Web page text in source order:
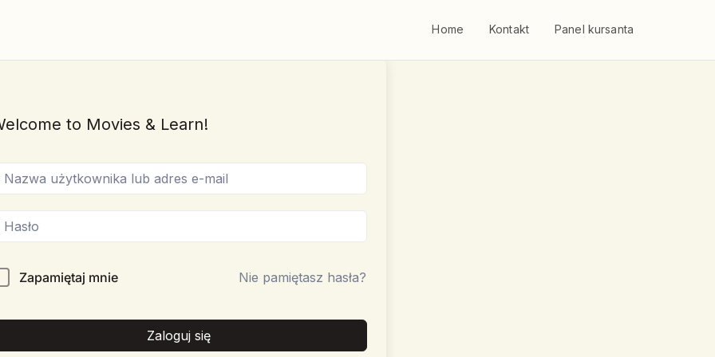
Home Kontakt Panel kursanta
to Movies & Learn!
Zapamiętaj mnie Nie pamiętasz hasła?
Zaloguj się